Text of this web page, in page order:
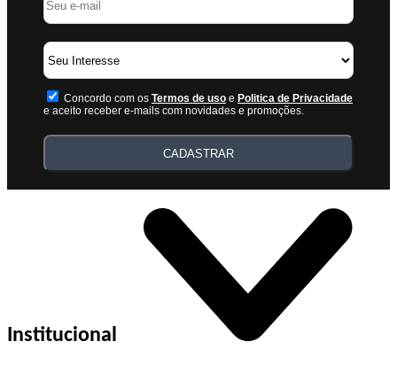
Concordo com os Termos de uso e Politica de Privacidade
e aceito receber e-mails com novidades e promoções.
CADASTRAR
Institucional